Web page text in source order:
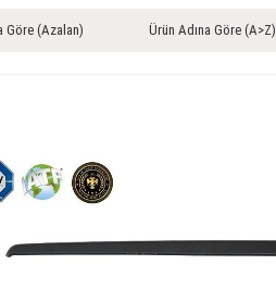
Göre (Azalan) Ürün Adına Göre (A>Z)